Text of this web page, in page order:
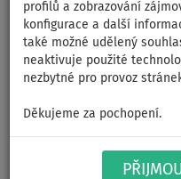
profilů a zobrazování
konfigurace a další
také možné udělený
neaktivuje použité
nezbytné pro provoz
Děkujeme za pochopení.
Domů >Čluny a motory
Člun
C330AL red
člun s